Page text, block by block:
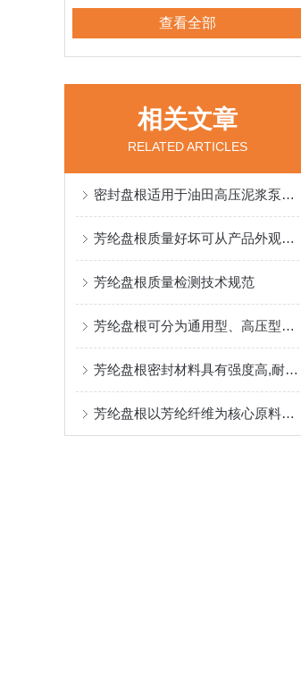
查看全部
相关文章
RELATED ARTICLES
密封盘根适用于油田高压泥浆泵，煤矿井下液压支架的盘根
芳纶盘根质量好坏可从产品外观材质尺寸精度性能和品牌来入手
芳纶盘根质量检测技术规范
芳纶盘根可分为通用型、高压型及耐腐蚀型三大类别
芳纶盘根密封材料具有强度高,耐磨耗性好
芳纶盘根以芳纶纤维为核心原料，通过特殊编织工艺形成致密结构